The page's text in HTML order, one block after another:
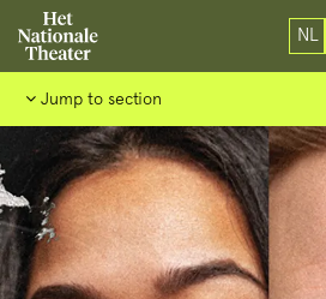
NL
Jump to section